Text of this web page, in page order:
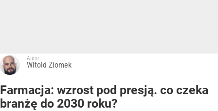
Autor:
Witold Ziomek
Farmacja: wzrost pod presją. co czeka
branżę do 2030 roku?